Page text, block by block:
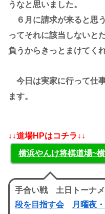
うなと思いました。
６月に請求が来ると思
ってそれに該当しないと
負うからきっとまけてく
今日は実家に行って仕
ます。
↓↓道場HPはコチラ↓↓
横浜やんけ将棋道場~
手合い戦 土日トーナ
段を目指す会
月曜夜